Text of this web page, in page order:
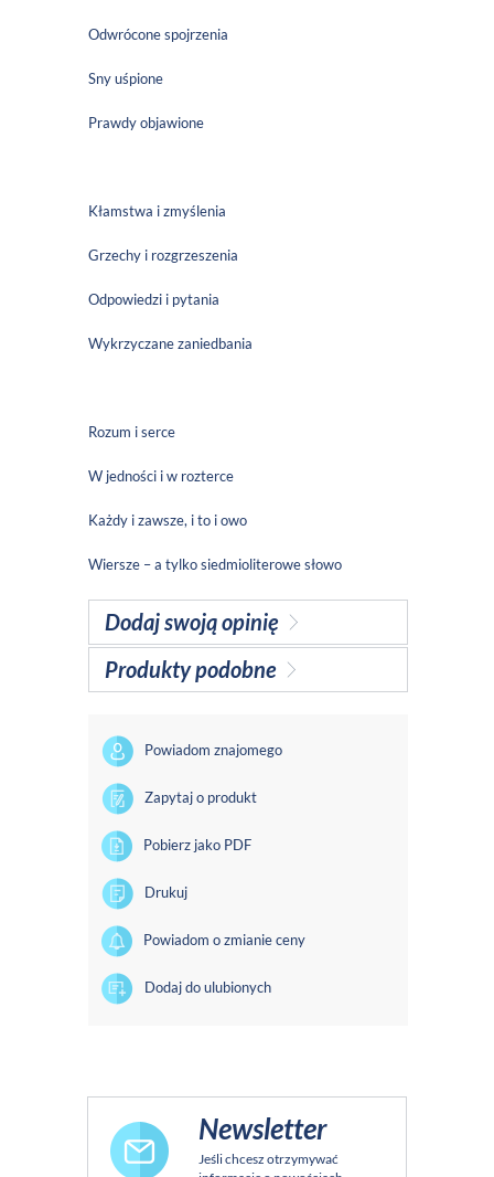
Odwrócone spojrzenia
Sny uśpione
Prawdy objawione
Kłamstwa i zmyślenia
Grzechy i rozgrzeszenia
Odpowiedzi i pytania
Wykrzyczane zaniedbania
Rozum i serce
W jedności i w rozterce
Każdy i zawsze, i to i owo
Wiersze – a tylko siedmioliterowe słowo
Dodaj swoją opinię
Produkty podobne
Powiadom znajomego
Zapytaj o produkt
Pobierz jako PDF
Drukuj
Powiadom o zmianie ceny
Dodaj do ulubionych
Newsletter
Jeśli chcesz otrzymywać